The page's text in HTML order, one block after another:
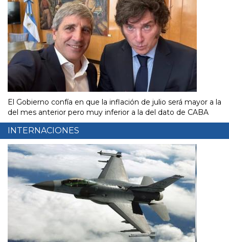
El Gobierno confía en que la inflación de julio será mayor a la
del mes anterior pero muy inferior a la del dato de CABA
INTERNACIONES